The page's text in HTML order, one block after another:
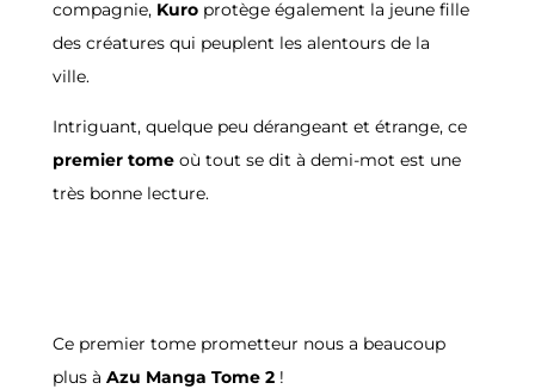
compagnie, Kuroprotège également la jeune fille
des créatures qui peuplent les alentours de la
ville.
Intriguant, quelque peu dérangeant et étrange, ce
premier tomeoù tout se dit à demi-mot est une
très bonne lecture.
Ce premier tome prometteur nous a beaucoup
plus à Azu Manga Tome 2!